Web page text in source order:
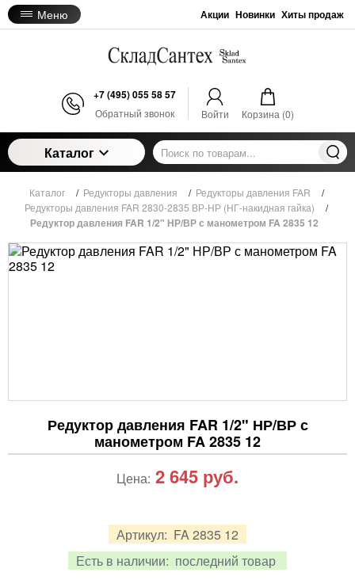
Меню Акции Новинки Хиты продаж
+7 (495) 055 58 57
Обратный звонок Войти Корзина (0)
Каталог
Каталог / Редукторы давления / Редукторы давления FAR
/
Редукторы давления FAR 2830-2835 ВР-НР (НГ-накидная гайка)
/
Редуктор давления FAR 1/2" НР/ВР с манометром FA 2835 12
Редуктор давления FAR 1/2" НР/ВР с
манометром FA 2835 12
Артикул: FA 2835 12
Есть в наличии: последний товар
Цена: 2 645 руб.